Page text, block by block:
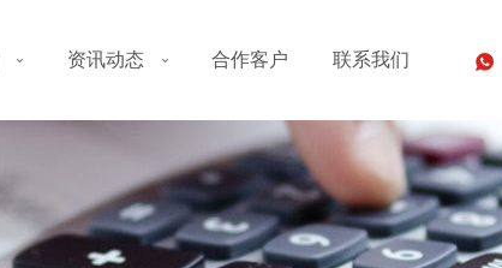
资讯动态 合作客户 联系我们